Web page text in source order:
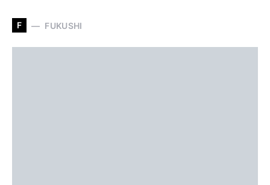
F FUKUSHI